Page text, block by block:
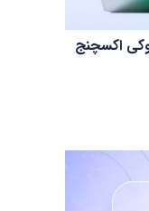
اکسچنج